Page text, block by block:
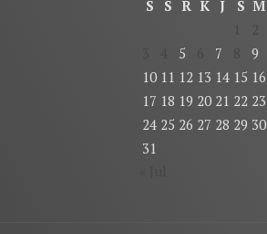
S
S R K J S M
5 7
9
10 11 12 13 14 15 16
17 18 19 20 21 22 23
24 25 26 27 28 29 30
31